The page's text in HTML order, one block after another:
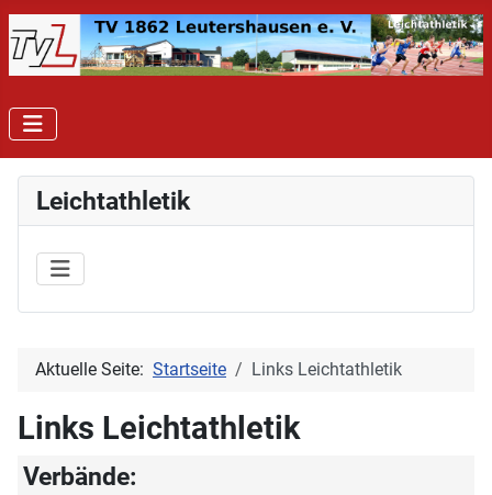
Leichtathletik
Aktuelle Seite: Startseite Links Leichtathletik
Links Leichtathletik
Verbände: